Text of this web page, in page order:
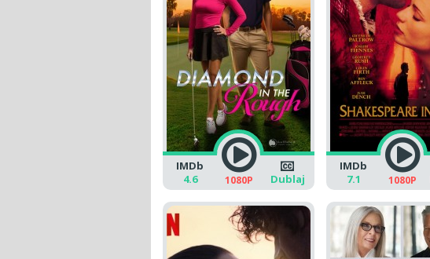
IMDb
4.6
1080P Dublaj
IMDb
7.1
1080P